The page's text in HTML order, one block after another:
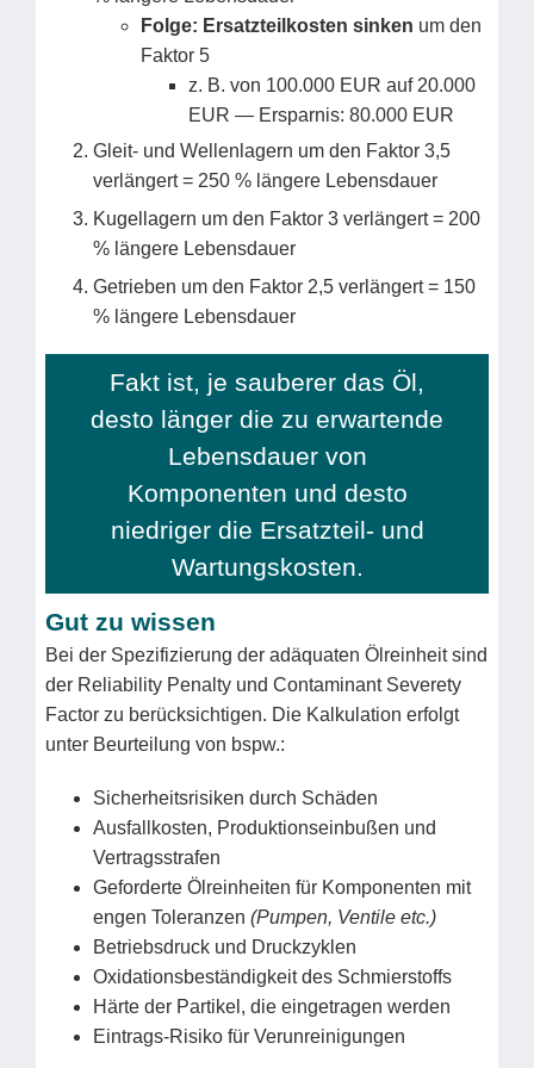
Folge: Ersatzteilkosten sinken um den
Faktor 5
z. B. von 100.000 EUR auf 20.000
EUR — Ersparnis: 80.000 EUR
Gleit- und Wellenlagern um den Faktor 3,5
verlängert = 250 % längere Lebensdauer
Kugellagern um den Faktor 3 verlängert = 200
% längere Lebensdauer
Getrieben um den Faktor 2,5 verlängert = 150
% längere Lebensdauer
Fakt ist, je sauberer das Öl,
desto länger die zu erwartende
Lebensdauer von
Komponenten und desto
niedriger die Ersatzteil- und
Wartungskosten.
Gut zu wissen
Bei der Spezifizierung der adäquaten Ölreinheit sind
der Reliability Penalty und Contaminant Severety
Factor zu berücksichtigen. Die Kalkulation erfolgt
unter Beurteilung von bspw.:
Sicherheitsrisiken durch Schäden
Ausfallkosten, Produktionseinbußen und
Vertragsstrafen
Geforderte Ölreinheiten für Komponenten mit
engen Toleranzen (Pumpen, Ventile etc.)
Betriebsdruck und Druckzyklen
Oxidationsbeständigkeit des Schmierstoffs
Härte der Partikel, die eingetragen werden
Eintrags-Risiko für Verunreinigungen